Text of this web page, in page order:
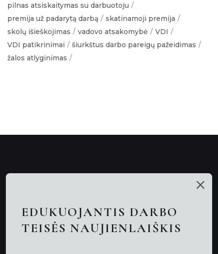
pilnas atsiskaitymas su darbuotoju
premija už padarytą darbą
skatinamoji premija
skolų išieškojimas
vadovo atsakomybė
VDI
VDI patikrinimai
šiurkštus darbo pareigų pažeidimas
žalos atlyginimas
Nuotolinės konsultacijos
EDUKUOJANTIS DARBO
TEISĖS NAUJIENLAIŠKIS